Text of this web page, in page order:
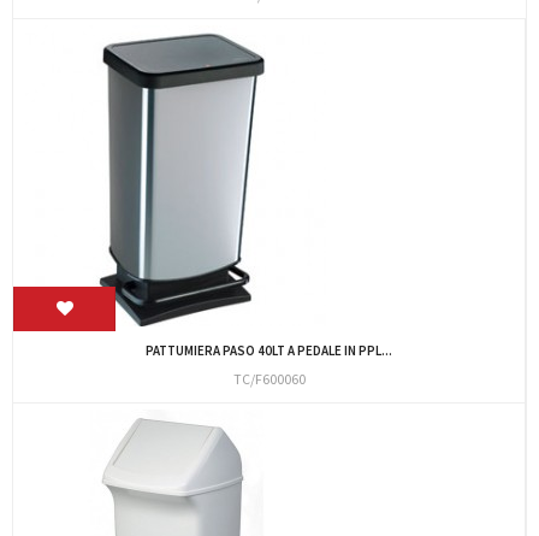
PATTUMIERA PASO 40LT A PEDALE IN PPL...
TC/F600060